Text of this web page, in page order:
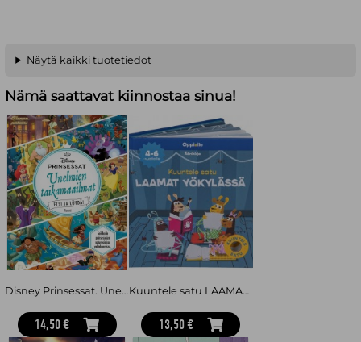
Näytä kaikki tuotetiedot
Nämä saattavat kiinnostaa sinua!
Disney Prinsessat. Unelmien taikamaailmat. Etsi ja löydä!
14,50 €
Kuuntele satu LAAMAT YÖKYLÄSSÄ -äänikirja 4-6 v
13,50 €